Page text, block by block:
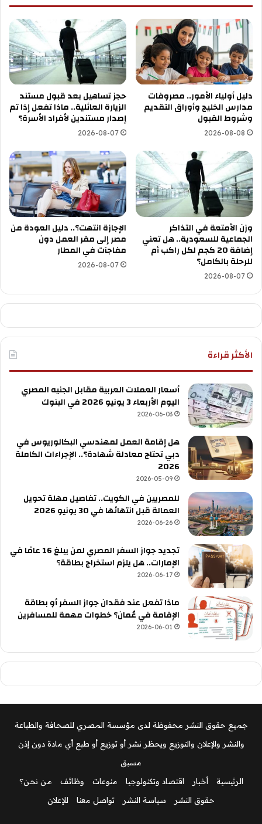
دليل أولياء الأمور.. مصروفات
مدارس الخليج وأوراق التقديم
وشروط القبول
2026-08-08
حجز تساهيل بعد قبول مستند
الزيارة العائلية.. ماذا تفعل إذا تم
إصدار مستندين لأفراد الأسرة؟
2026-08-07
وزن الأمتعة في التذاكر
الجماعية للسعودية.. هل تعني
إضافة 20 كجم لكل راكب أم
للرحلة بالكامل؟
2026-08-07
الإجازة انتهت؟.. دليل العودة من
مصر إلى مقر العمل دون
مفاجآت في المطار
2026-08-07
الأكثر قراءة
أسعار العملات العربية مقابل الجنيه المصري
اليوم الأربعاء 3 يونيو 2026 في البنوك
2026-06-03
هل إقامة العمل لمهندسي البكالوريوس في
دبي تحتاج معادلة شهادة؟.. الإجراءات الكاملة
2026
2026-05-09
للمصريين في الكويت.. تفاصيل مهلة تحويل
العمالة قبل انتهائها في 30 يونيو 2026
2026-06-26
تجديد جواز السفر المصري لمن يبلغ 16 عامًا في
الإمارات.. هل يلزم استخراج بطاقة؟
2026-06-17
ماذا تفعل عند فقدان جواز السفر أو بطاقة
الإقامة في عُمان؟ خطوات مهمة للمسافرين
2026-06-01
جميع حقوق النشر محفوظة لدى مؤسسة المصري للصحافة والطباعة
والنشر والإعلان والتوزيع ويحظر نشر أو توزيع أو طبع أي مادة دون إذن
مسبق
الرئيسية
أخبار اقتصاد وتكنولوجيا منوعات وظائف
من نحن؟
حقوق النشر
سياسة النشر تواصل معنا للإعلان